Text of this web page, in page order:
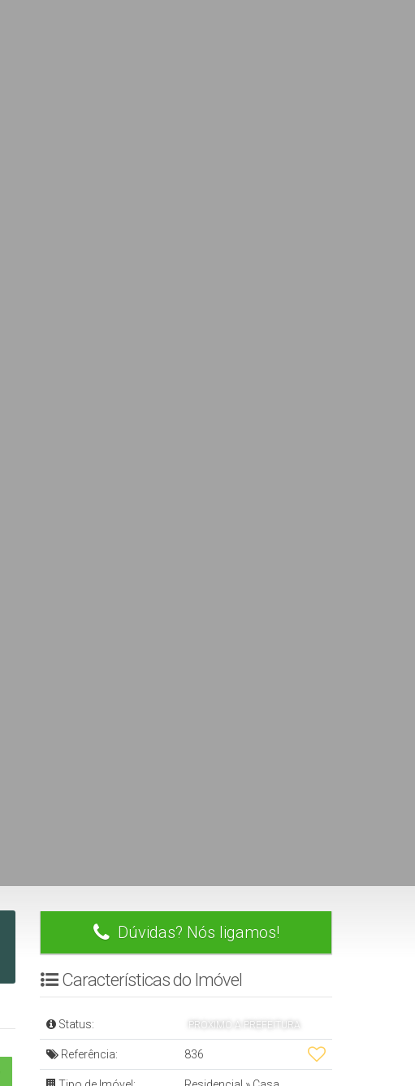
Dúvidas? Nós ligamos!
Características do Imóvel
Status: PROXIMO A PREFEITURA
Referência: 836